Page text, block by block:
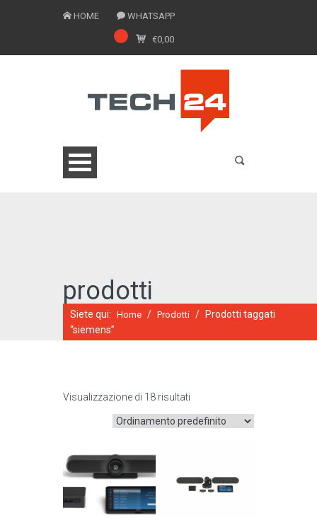
HOME WHATSAPP
€0,00
CATALOGO ONLINE
prodotti
Siete qui: Home / Prodotti /
Prodotti taggati
“siemens”
Visualizzazione di 18 risultati